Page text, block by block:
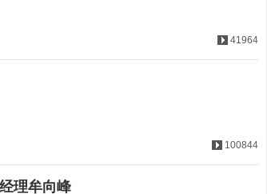
41964
100844
理牟向峰